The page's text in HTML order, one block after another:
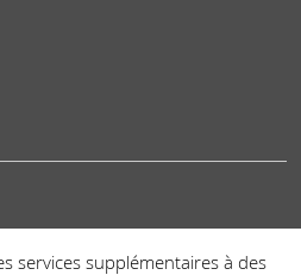
services supplémentaires à des